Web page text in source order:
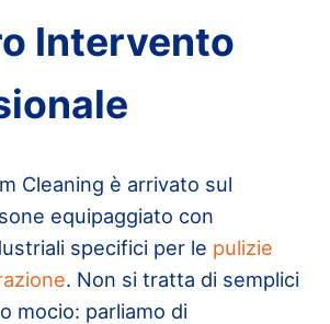
Intervento
Cleaning è arrivato sul
equipaggiato con
specifici per le pulizie
. Non si tratta di semplici
mocio: parliamo di